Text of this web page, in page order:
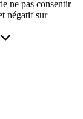
ne pas consentir
négatif sur